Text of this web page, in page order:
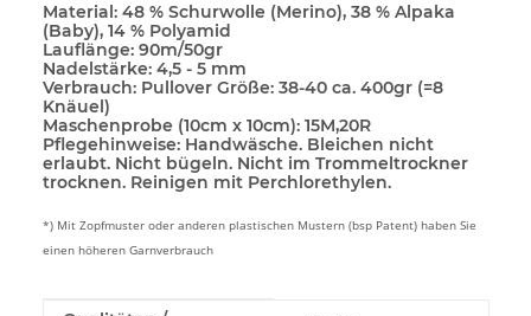
Material: 48 % Schurwolle (Merino), 38 % Alpaka
(Baby), 14 % Polyamid
Lauflänge: 90m/50gr
Nadelstärke: 4,5 - 5 mm
Verbrauch: Pullover Größe: 38-40 ca. 400gr (=8
Knäuel)
Maschenprobe (10cm x 10cm): 15M,20R
Pflegehinweise: Handwäsche. Bleichen nicht
erlaubt. Nicht bügeln. Nicht im Trommeltrockner
trocknen. Reinigen mit Perchlorethylen.
*) Mit Zopfmuster oder anderen plastischen Mustern (bsp Patent) haben Sie
einen höheren Garnverbrauch